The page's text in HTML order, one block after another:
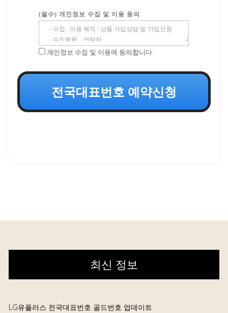
(필수) 개인정보 수집 및 이용 동의
개인정보 수집 및 이용에 동의합니다.
전국대표번호 예약신청
최신 정보
LG유플러스 전국대표번호 골드번호 업데이트